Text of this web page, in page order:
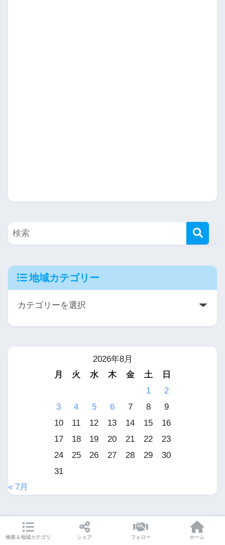
地域カテゴリー
2026年8月
月
火 水 木 金 土
日
1
2
3
4 5 6 7 8
9
10
11 12 13 14 15
16
17
18 19 20 21 22
23
24
25 26 27 28 29
30
31
« 7月
検索＆地域カテゴリ シェア フォロー ホーム